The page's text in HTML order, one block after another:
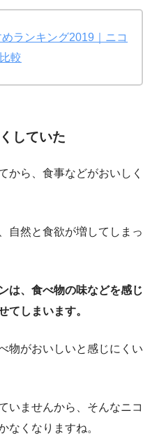
ランキング2019｜ニコ
較
していた
から、食事などがおいしく
自然と食欲が増してしまっ
は、食べ物の味などを感じ
てしまいます。
物がおいしいと感じにくい
いませんから、そんなニコ
なくなりますね。